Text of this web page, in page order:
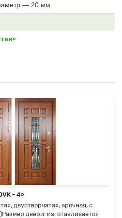
— 20 мм
- 4»
двустворчатая, арочная, с
двери: изготавливается